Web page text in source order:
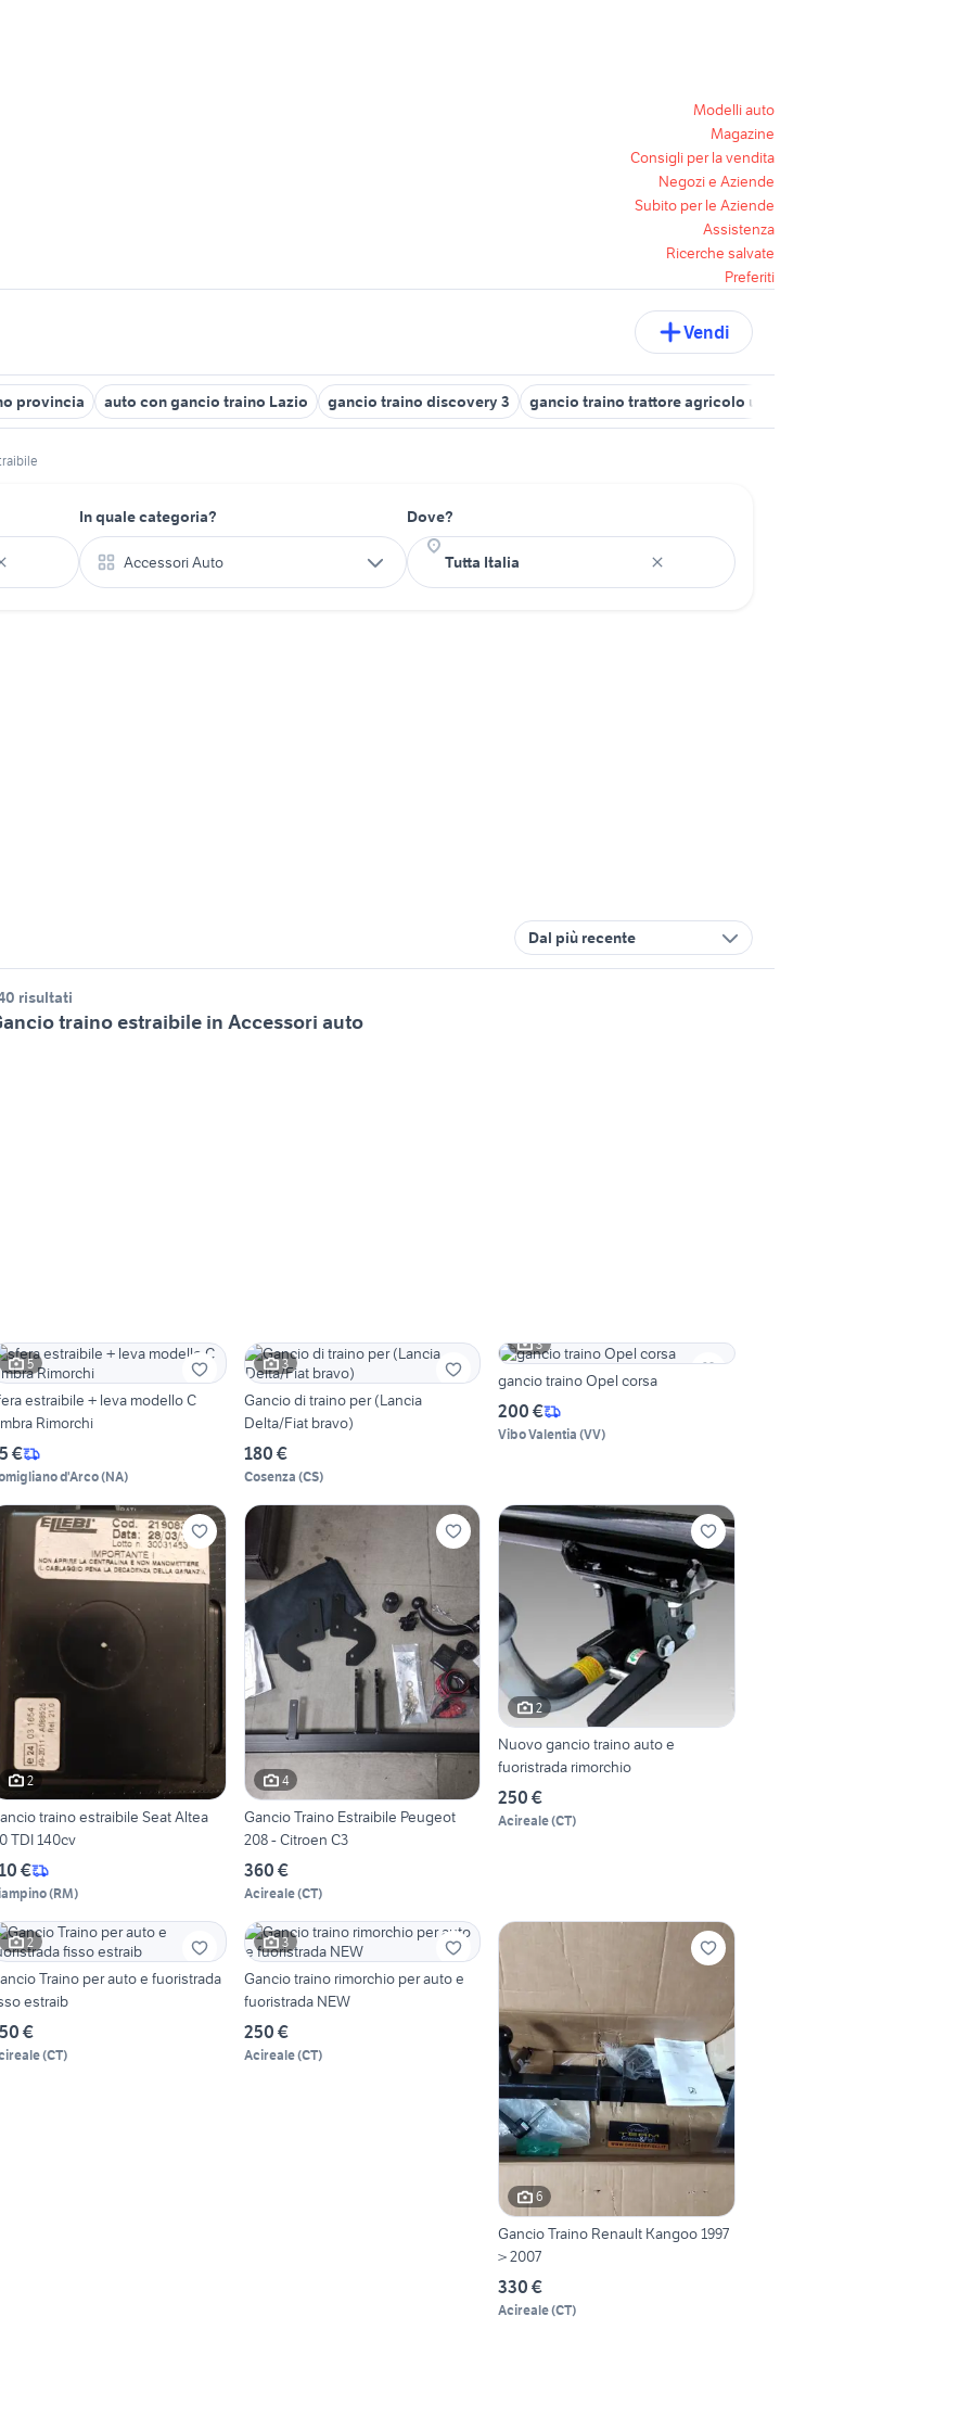
Modelli auto
Magazine
Consigli per la vendita
Negozi e Aziende
Subito per le Aziende
Assistenza
Ricerche salvate
Preferiti
Vendi
provincia auto con gancio traino Lazio gancio traino discovery 3 gancio traino trattore agricolo usato
In quale categoria?
Accessori Auto
Dove?
Dal più recente
risultati
traino estraibile in Accessori auto
5
estraibile + leva modello C
Rimorchi
€
d'Arco(NA)
3
Gancio di traino per (Lancia
Delta/Fiat bravo)
180 €
Cosenza (CS)
3
gancio traino Opel corsa
200 €
Vibo Valentia (VV)
2
traino estraibile Seat Altea
TDI 140cv
€
(RM)
4
Gancio Traino Estraibile Peugeot
208 - Citroen C3
360 €
Acireale(CT)
2
Nuovo gancio traino auto e
fuoristrada rimorchio
250 €
Acireale(CT)
2
Traino per auto e fuoristrada
estraib
€
(CT)
3
Gancio traino rimorchio per auto e
fuoristrada NEW
250 €
Acireale(CT)
6
Gancio Traino Renault Kangoo 1997
> 2007
330 €
Acireale(CT)